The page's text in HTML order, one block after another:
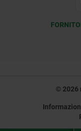
© 2026